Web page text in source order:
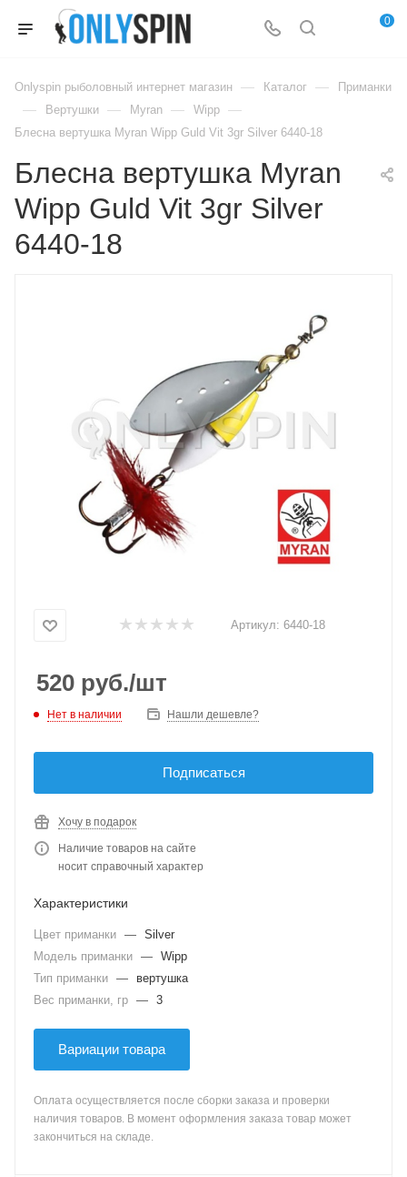
0
Onlyspin рыболовный интернет магазин — Каталог — Приманки
— Вертушки — Myran — Wipp —
Блесна вертушка Myran Wipp Guld Vit 3gr Silver 6440-18
Блесна вертушка Myran
Wipp Guld Vit 3gr Silver
6440-18
Артикул: 6440-18
520 руб./шт
Нет в наличии Нашли дешевле?
Подписаться
Хочу в подарок
Наличие товаров на сайте
носит справочный характер
Характеристики
Цвет приманки — Silver
Модель приманки — Wipp
Тип приманки —
вертушка
Вес приманки, гр — 3
Вариации товара
Оплата осуществляется после сборки заказа и проверки
наличия товаров. В момент оформления заказа товар может
закончиться на складе.